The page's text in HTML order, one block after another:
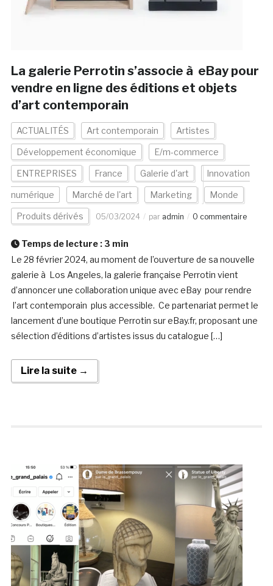
La galerie Perrotin s’associe à eBay pour
vendre en ligne des éditions et objets
d’art contemporain
ACTUALITÉS Art contemporain Artistes
Développement économique E/m-commerce
ENTREPRISES France Galerie d'art Innovation
numérique Marché de l'art Marketing Monde
Produits dérivés 05/03/2024 par admin 0 commentaire
Temps de lecture : 3 min
Le 28 février 2024, au moment de l’ouverture de sa nouvelle
galerie à Los Angeles, la galerie française Perrotin vient
d’annoncer une collaboration unique avec eBay pour rendre
l’art contemporain plus accessible. Ce partenariat permet le
lancement d’une boutique Perrotin sur eBay.fr, proposant une
sélection d’éditions d’artistes issus du catalogue […]
Lire la suite →